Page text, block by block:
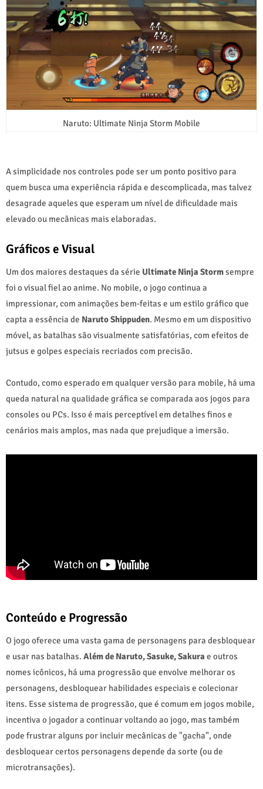
Naruto: Ultimate Ninja Storm Mobile
A simplicidade nos controles pode ser um ponto positivo para
quem busca uma experiência rápida e descomplicada, mas talvez
desagrade aqueles que esperam um nível de dificuldade mais
elevado ou mecânicas mais elaboradas.
Gráficos e Visual
Um dos maiores destaques da série Ultimate Ninja Stormsempre
foi o visual fiel ao anime. No mobile, o jogo continua a
impressionar, com animações bem-feitas e um estilo gráfico que
capta a essência de Naruto Shippuden. Mesmo em um dispositivo
móvel, as batalhas são visualmente satisfatórias, com efeitos de
jutsus e golpes especiais recriados com precisão.
Contudo, como esperado em qualquer versão para mobile, há uma
queda natural na qualidade gráfica se comparada aos jogos para
consoles ou PCs. Isso é mais perceptível em detalhes finos e
cenários mais amplos, mas nada que prejudique a imersão.
Conteúdo e Progressão
O jogo oferece uma vasta gama de personagens para desbloquear
e usar nas batalhas. Além de Naruto, Sasuke, Sakura e outros
nomes icônicos, há uma progressão que envolve melhorar os
personagens, desbloquear habilidades especiais e colecionar
itens. Esse sistema de progressão, que é comum em jogos mobile,
incentiva o jogador a continuar voltando ao jogo, mas também
pode frustrar alguns por incluir mecânicas de "gacha", onde
desbloquear certos personagens depende da sorte (ou de
microtransações).